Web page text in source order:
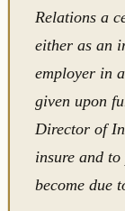
Relations a
either as an
employer in
given upon
Director of
insure and
become due